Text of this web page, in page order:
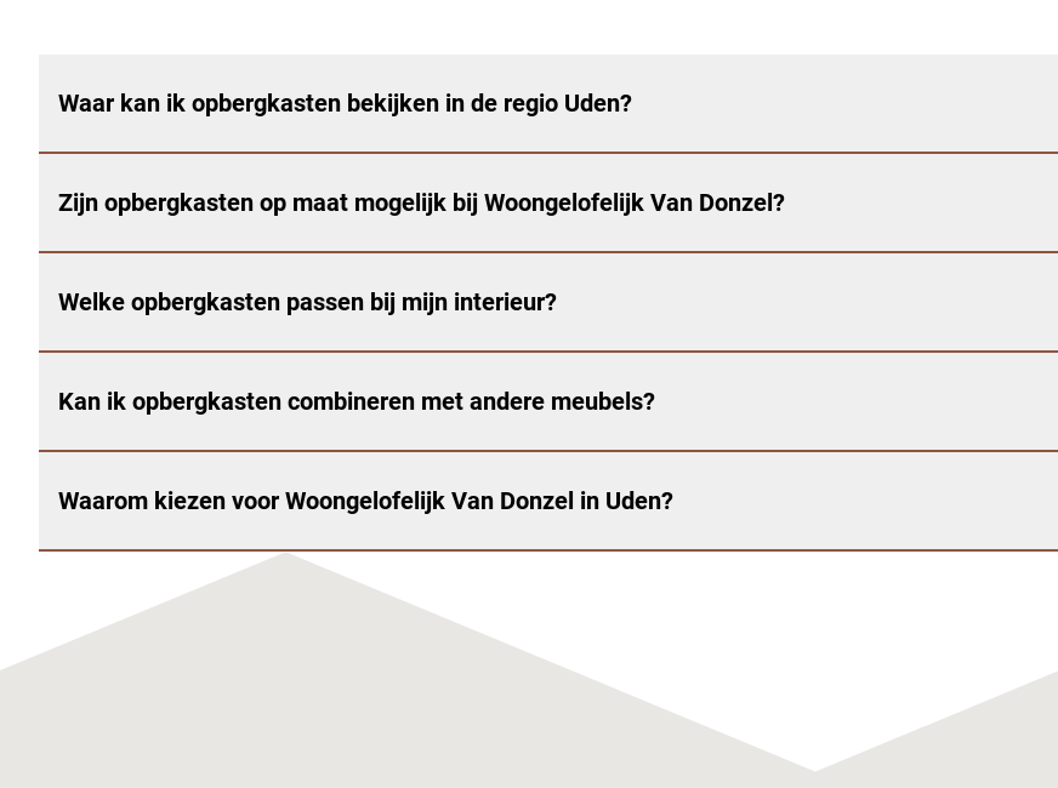
Waar kan ik opbergkasten bekijken in de regio Uden?
Zijn opbergkasten op maat mogelijk bij Woongelofelijk Van Donzel?
Welke opbergkasten passen bij mijn interieur?
Kan ik opbergkasten combineren met andere meubels?
Waarom kiezen voor Woongelofelijk Van Donzel in Uden?